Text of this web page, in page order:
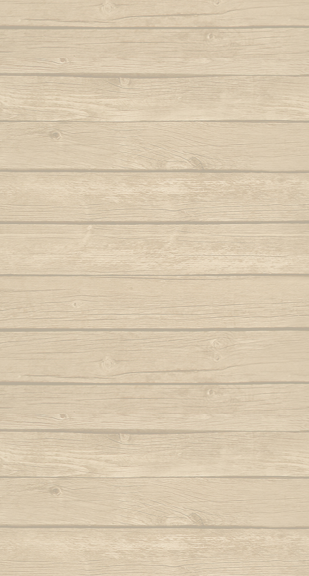
Autor : Formado Cigano
Capoeira de Angola
Autor : Mestre Charm
Capoeira de verdade
Autor : Professor Fanho (Capoeira Brasil)
Capoeira é Beleza
Autor : Mestre Matias
Capoeirando
Autor : Mestre Espirrinho
Catarina, meu amor
Autor : Mestre Mão Branca
Cor de misterio
Autor : Mestre Mão Branca (Capoeira
Gerais)
Cordão de ouro é Besouro Manganga
Autor : Mestre Mão Branca
Dendê
Dende mare
Dona Maria como vai você
E caminhador
Autor : Mestre Ramos (Senzala)
E da nossa cor
E e e Viola
Autor : Mestre Kim
E hoje tem capoeira
Autor : Mestre Camisa (Abada)
E la la eh la eh la
Quando meu
Que
Quem
Autor :
Quem
Autor :
Rainha do
Autor :
Samba
Saudade
Autor : Boa
Autor : Mestre
Se
Mestre
Ser